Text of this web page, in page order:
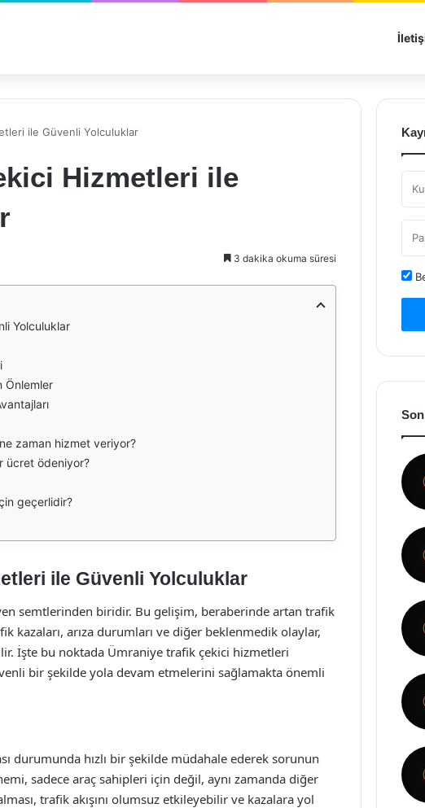
ile Güvenli Yolculuklar
Hizmetleri ile
3 dakika okuma süresi
Yolculuklar
Önlemler
zaman hizmet veriyor?
ücret ödeniyor?
geçerlidir?
ile Güvenli Yolculuklar
semtlerinden biridir. Bu gelişim, beraberinde artan trafik
kazaları, arıza durumları ve diğer beklenmedik olaylar,
İşte bu noktada Ümraniye trafik çekici hizmetleri
bir şekilde yola devam etmelerini sağlamakta önemli
durumunda hızlı bir şekilde müdahale ederek sorunun
sadece araç sahipleri için değil, aynı zamanda diğer
trafik akışını olumsuz etkileyebilir ve kazalara yol
Son